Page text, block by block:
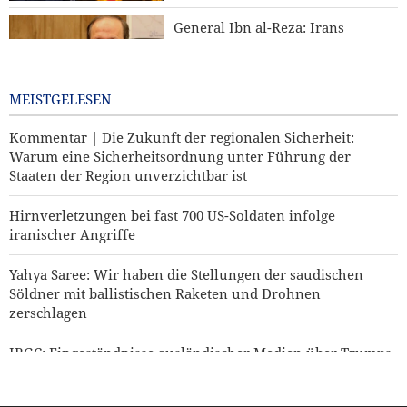
General Ibn al-Reza: Irans
MEISTGELESEN
Kommentar | Die Zukunft der regionalen Sicherheit:
Warum eine Sicherheitsordnung unter Führung der
Staaten der Region unverzichtbar ist
Hirnverletzungen bei fast 700 US-Soldaten infolge
iranischer Angriffe
Yahya Saree: Wir haben die Stellungen der saudischen
Söldner mit ballistischen Raketen und Drohnen
zerschlagen
IRGC: Eingeständnisse ausländischer Medien über Trumps